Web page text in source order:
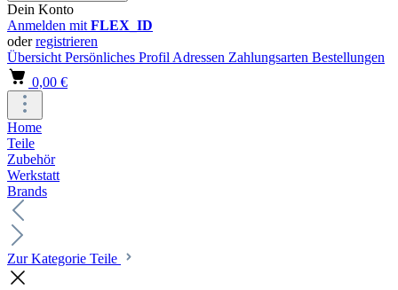
Dein Konto
Anmelden mit FLEX_ID
oderregistrieren
Übersicht Persönliches Profil Adressen Zahlungsarten Bestellungen
0,00 €
Home
Teile
Zubehör
Werkstatt
Brands
Zur Kategorie Teile